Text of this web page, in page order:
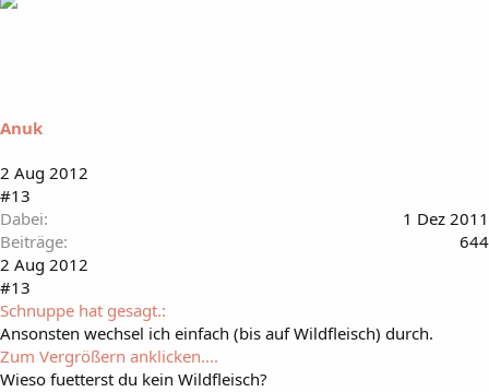
Anuk
2 Aug 2012
#13
Dabei
1 Dez 2011
Beiträge
644
2 Aug 2012
#13
Schnuppe hat gesagt.:
Ansonsten wechsel ich einfach (bis auf Wildfleisch) durch.
Zum Vergrößern anklicken....
Wieso fuetterst du kein Wildfleisch?